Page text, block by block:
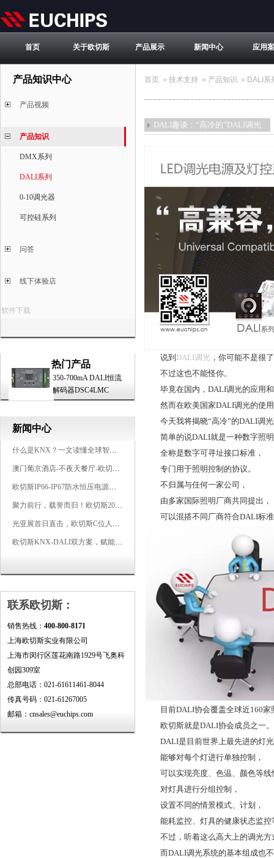
首页 关于欧切斯 产品展示 新闻中心 应用
产品知识中心
产品视频
产品知识
DMX系列
DALI系列
0-10调光器
可控硅系列
问答
线下体验店
软件下载
热门产品
350-700mA DALI恒流
解码器DSC4LMC
新闻中心
什么是KNX？一文读懂全球智能建筑控制标准
澳门葡京酒店-不夜天餐厅-欧切斯KNX智能控制系统打造高端智慧空间
欧切斯IP66-IP67防水恒压电源，无惧风雨，智稳如一
聚力前行，载誉而归！欧切斯2026光亚展完美收官
光亚展首日直击，欧切斯C位人气爆棚-双奖加冕，实力再出圈
欧切斯KNX-DALI双方案，赋能广州有马空间日式轻奢静谧之光
联系欧切斯：
销售热线： 400-800-8171
上海欧切斯实业有限公司
上海市闵行区莲花南路1929号飞奥科
创园309室
总部电话：021-61611461-8044
传真号码：021-61267005
邮箱：cnsales@euchips.com
首页 > 技术支持 > 产品知识 > DALI系
DALI趣谈：“高冷的”DALI调光
说到 DALI调光 ，你可能不是很
不过这也不能怪你。
毕竟在国内，DALI调光的应用和
然而在欧美国家DALI调光的使用
今天我将揭晓“高冷”的DALI调光
简单的说DALI就是一种数字照明
全称是数字可寻址接口标准，
专门用于照明控制的协议。
不归属与任何一家公司，
由多家国际照明厂商共同提出，
可以混搭不同厂商符合DALI标准
目前DALI协会覆盖全球近160家
欧切斯就是DALI协会成员之一。
DALI是目前世界上最先进的灯光
能够对每个灯进行单独控制，
可以实现亮度、色温、颜色等线
对灯具进行分组控制，
设置不同的情景模式、计划，
能耗监控、灯具的健康状态监控
不过，听着这么高大上的调光方
而DALI调光系统的基本组成也不